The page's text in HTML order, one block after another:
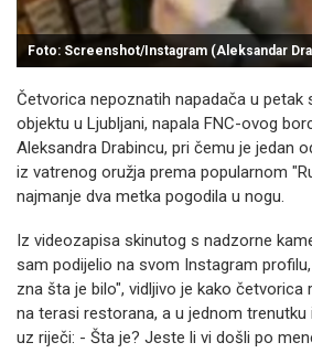
Foto: Screenshot/Instagram (Aleksandar
Četvorica nepoznatih napadača u petak
objektu u Ljubljani, napala FNC-ovog
Aleksandra Drabincu, pri čemu je jedan
iz vatrenog oružja prema popularnom
najmanje dva metka pogodila u nogu.
Iz videozapisa skinutog s nadzorne
sam podijelio na svom Instagram
zna šta je bilo", vidljivo je kako četvorica
na terasi restorana, a u jednom
uz riječi: - Šta je? Jeste li vi došli po